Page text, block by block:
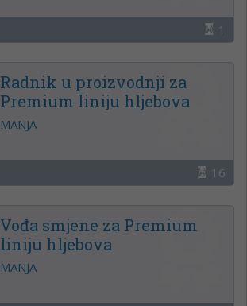
1
Radnik u proizvodnji za
Premium liniju hljebova
MANJA
16
Vođa smjene za Premium
liniju hljebova
MANJA